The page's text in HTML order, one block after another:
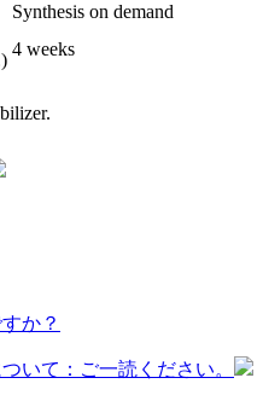
Synthesis on demand
4 weeks
か？
いて：ご一読ください。